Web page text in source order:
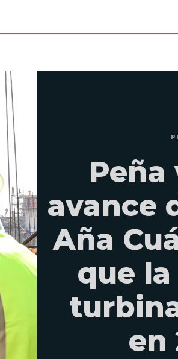
avance
Aña
que
en